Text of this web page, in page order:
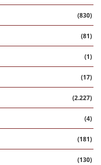
(830)
(81)
(1)
(17)
(2.227)
(4)
(181)
(130)